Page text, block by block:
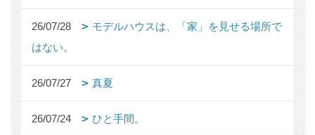
26/07/28
モデルハウスは、「家」を見せる場所で
はない。
26/07/27 真夏
26/07/24 ひと手間。